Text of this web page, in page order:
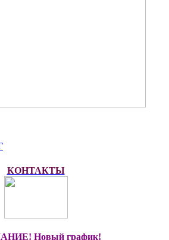
КОНТАКТЫ
Новый график!